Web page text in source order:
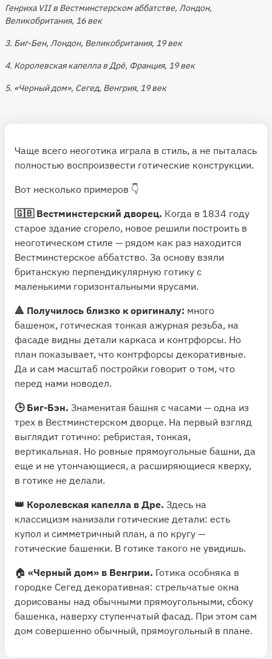
Генриха VII в Вестминстерском аббатстве, Лондон,
Великобритания, 16 век
3. Биг-Бен, Лондон, Великобритания, 19 век
4. Королевская капелла в Дрё, Франция, 19 век
5. «Черный дом», Сегед, Венгрия, 19 век
Чаще всего неоготика играла в стиль, а не пыталась
полностью воспроизвести готические конструкции.
Вот несколько примеров 👇
🇬🇧 Вестминстерский дворец. Когда в 1834 году
старое здание сгорело, новое решили построить в
неоготическом стиле — рядом как раз находится
Вестминстерское аббатство. За основу взяли
британскую перпендикулярную готику с
маленькими горизонтальными ярусами.
🔺 Получилось близко к оригиналу: много
башенок, готическая тонкая ажурная резьба, на
фасаде видны детали каркаса и контрфорсы. Но
план показывает, что контрфорсы декоративные.
Да и сам масштаб постройки говорит о том, что
перед нами новодел.
🕒 Биг-Бэн. Знаменитая башня с часами — одна из
трех в Вестминстерском дворце. На первый взгляд
выглядит готично: ребристая, тонкая,
вертикальная. Но ровные прямоугольные башни, да
еще и не утончающиеся, а расширяющиеся кверху,
в готике не делали.
👑 Королевская капелла в Дре. Здесь на
классицизм нанизали готические детали: есть
купол и симметричный план, а по кругу —
готические башенки. В готике такого не увидишь.
🏠 «Черный дом» в Венгрии. Готика особняка в
городке Сегед декоративная: стрельчатые окна
дорисованы над обычными прямоугольными, сбоку
башенка, наверху ступенчатый фасад. При этом сам
дом совершенно обычный, прямоугольный в плане.